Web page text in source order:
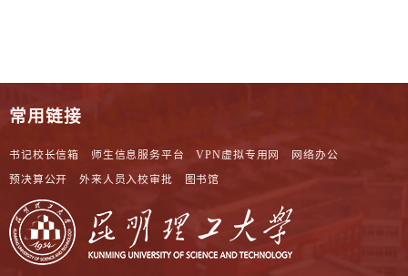
常用链接
书记校长信箱 师生信息服务平台 VPN虚拟专用网
网络办公
预决算公开
外来人员入校审批 图书馆